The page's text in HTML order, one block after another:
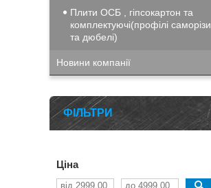
Плити ОСБ , гіпсокартон та
комплектуючі(профілі саморізи
та дюбелі)
Новини компанії
ФІЛЬТРИ
Ціна